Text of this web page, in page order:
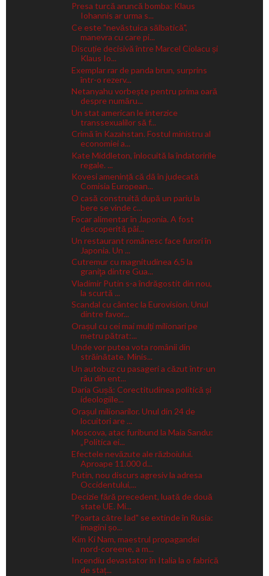
Presa turcă aruncă bomba: Klaus
Iohannis ar urma s...
Ce este "nevăstuica sălbatică",
manevra cu care pi...
Discuție decisivă între Marcel Ciolacu și
Klaus Io...
Exemplar rar de panda brun, surprins
într-o rezerv...
Netanyahu vorbește pentru prima oară
despre număru...
Un stat american le interzice
transsexualilor să f...
Crimă în Kazahstan. Fostul ministru al
economiei a...
Kate Middleton, înlocuită la îndatoririle
regale. ...
Kovesi amenință că dă în judecată
Comisia European...
O casă construită după un pariu la
bere se vinde c...
Focar alimentar în Japonia. A fost
descoperită pâi...
Un restaurant românesc face furori în
Japonia. Un ...
Cutremur cu magnitudinea 6,5 la
graniţa dintre Gua...
Vladimir Putin s-a îndrăgostit din nou,
la scurtă ...
Scandal cu cântec la Eurovision. Unul
dintre favor...
Orașul cu cei mai mulți milionari pe
metru pătrat:...
Unde vor putea vota românii din
străinătate. Minis...
Un autobuz cu pasageri a căzut într-un
râu din ent...
Daria Gușă: Corectitudinea politică și
ideologiile...
Orașul milionarilor. Unul din 24 de
locuitori are ...
Moscova, atac furibund la Maia Sandu:
„Politica ei...
Efectele nevăzute ale războiului.
Aproape 11.000 d...
Putin, nou discurs agresiv la adresa
Occidentului,...
Decizie fără precedent, luată de două
state UE. Mi...
"Poarta către Iad" se extinde în Rusia:
imagini șo...
Kim Ki Nam, maestrul propagandei
nord-coreene, a m...
Incendiu devastator în Italia la o fabrică
de staț...